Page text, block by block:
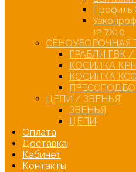
Профиль
12,7Х10
СЕНОУБОРОЧНАЯ
ГРАБЛИ ГВК
КОСИЛКА
КОСИЛКА
ЦЕПИ / ЗВЕНЬЯ
ЗВЕНЬЯ
ЦЕПИ
Оплата
Доставка
Кабинет
Контакты